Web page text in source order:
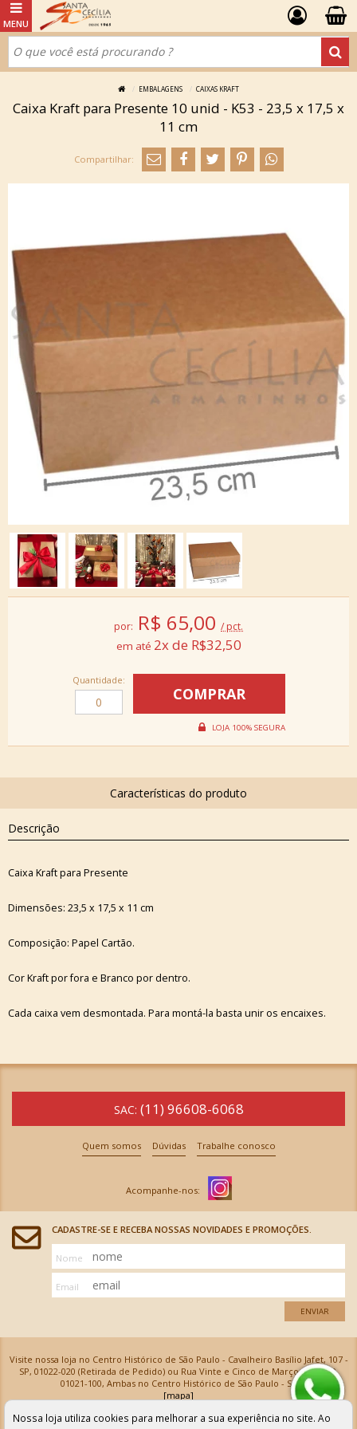
EMBALAGENS CAIXAS KRAFT
Caixa Kraft para Presente 10 unid - K53 - 23,5 x 17,5 x
11 cm
por: R$ 65,00 / pct.
2x de R$32,50
Quantidade:
Descrição
Caixa Kraft para Presente
Dimensões: 23,5 x 17,5 x 11 cm
Composição: Papel Cartão.
Cor Kraft por fora e Branco por dentro.
Cada caixa vem desmontada. Para montá-la basta unir os encaixes.
SAC: (11) 96608-6068
Quem somos Dúvidas Trabalhe conosco
CADASTRE-SE E RECEBA NOSSAS NOVIDADES E PROMOÇÕES.
Nome
Email
ENVIAR
Visite nossa loja no Centro Histórico de São Paulo - Cavalheiro Basílio Jafet, 107 -
SP, 01022-020 (Retirada de Pedido) ou Rua Vinte e Cinco de Março, 576 - SP,
01021-100, Ambas no Centro Histórico de São Paulo - SP
[mapa]
Armarinhos Santa Cecília Ltda | CNPJ: 61.069.639/0001-18
Os preços e as condições de pagamento apresentadas na loja virtual não valem para nossa loja física e
Nossa loja utiliza cookies para melhorar a sua experiência no site. Ao